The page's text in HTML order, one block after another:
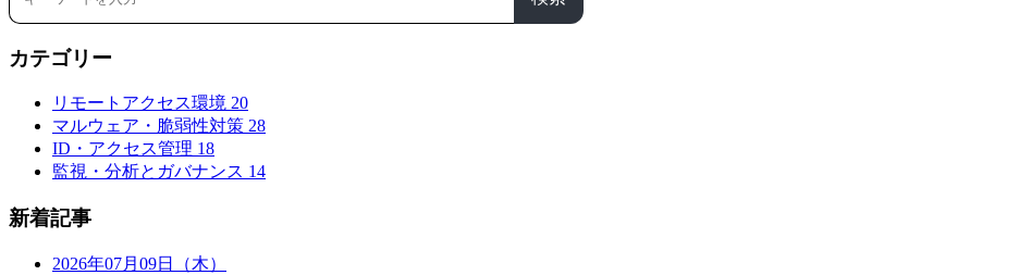
カテゴリー
リモートアクセス環境 20
マルウェア・脆弱性対策 28
ID・アクセス管理 18
監視・分析とガバナンス 14
新着記事
2026年07月09日（木）